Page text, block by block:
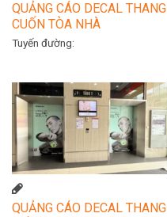
QUẢNG CÁO DECAL THANG
CUỐN TÒA NHÀ
Tuyến đường:
QUẢNG CÁO DECAL THANG